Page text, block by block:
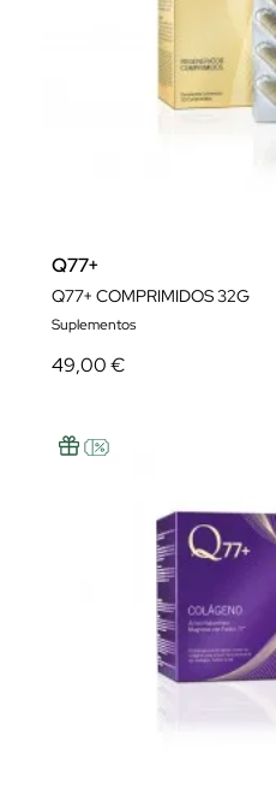
Q77+
Q77+ COMPRIMIDOS 32G
Suplementos
49,00 €